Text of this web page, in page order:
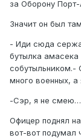
за Оборону Порт-
Значит он был
- Иди сюда
бутылка
собутыльником.-
много военных, а
-Сэр, я не смею…
Офицер поднял
вот-вот подумал